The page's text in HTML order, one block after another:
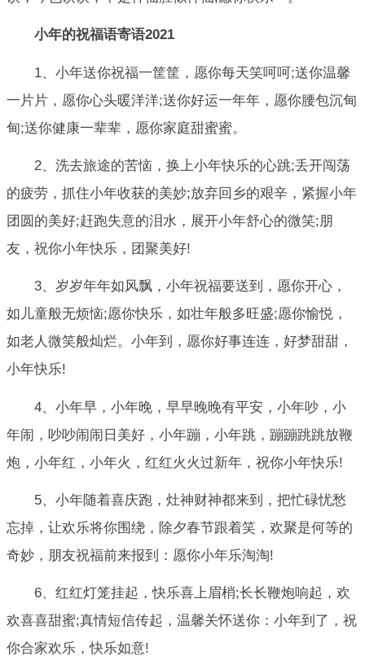
小年的祝福语寄语2021
1、小年送你祝福一筐筐，愿你每天笑呵呵;送你温馨
一片片，愿你心头暖洋洋;送你好运一年年，愿你腰包沉甸
甸;送你健康一辈辈，愿你家庭甜蜜蜜。
2、洗去旅途的苦恼，换上小年快乐的心跳;丢开闯荡
的疲劳，抓住小年收获的美妙;放弃回乡的艰辛，紧握小年
团圆的美好;赶跑失意的泪水，展开小年舒心的微笑;朋
友，祝你小年快乐，团聚美好!
3、岁岁年年如风飘，小年祝福要送到，愿你开心，
如儿童般无烦恼;愿你快乐，如壮年般多旺盛;愿你愉悦，
如老人微笑般灿烂。小年到，愿你好事连连，好梦甜甜，
小年快乐!
4、小年早，小年晚，早早晚晚有平安，小年吵，小
年闹，吵吵闹闹日美好，小年蹦，小年跳，蹦蹦跳跳放鞭
炮，小年红，小年火，红红火火过新年，祝你小年快乐!
5、小年随着喜庆跑，灶神财神都来到，把忙碌忧愁
忘掉，让欢乐将你围绕，除夕春节跟着笑，欢聚是何等的
奇妙，朋友祝福前来报到：愿你小年乐淘淘!
6、红红灯笼挂起，快乐喜上眉梢;长长鞭炮响起，欢
欢喜喜甜蜜;真情短信传起，温馨关怀送你：小年到了，祝
你合家欢乐，快乐如意!